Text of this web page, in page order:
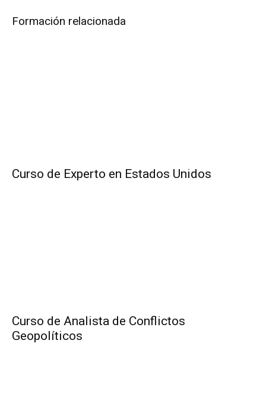
Formación relacionada
Curso de Experto en Estados Unidos
Curso de Analista de Conflictos
Geopolíticos